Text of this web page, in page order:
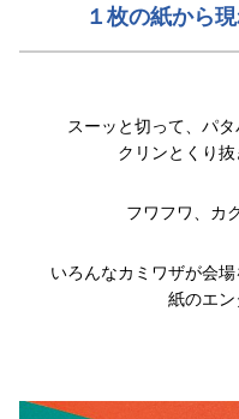
１枚の紙から
スーッと切って、パタ
クリンとくり抜
フワフワ、カ
いろんなカミワザが会
紙のエン